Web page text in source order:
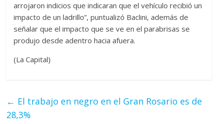
arrojaron indicios que indicaran que el vehículo recibió un
impacto de un ladrillo”, puntualizó Baclini, además de
señalar que el impacto que se ve en el parabrisas se
produjo desde adentro hacia afuera.
(La Capital)
← El trabajo en negro en el Gran Rosario es de
28,3%